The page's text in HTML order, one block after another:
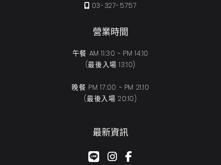
03-327-5757
營業時間
午餐 AM 11:30 ~ PM 14:10
(最後入場 13:10)
晚餐 PM 17:00 ~ PM 21:10
(最後入場 20:10)
最新資訊
google-plus-g
instagram